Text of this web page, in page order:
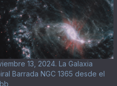
13, 2024. La Galaxia
Barrada NGC 1365 desde el